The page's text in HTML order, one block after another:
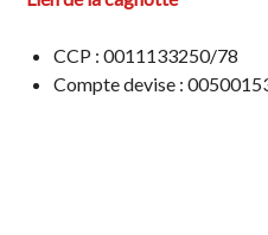
CCP : 0011133250/78
Compte devise :